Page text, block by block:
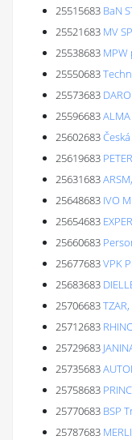
25515683 BaN
25521683 MV
25538683
25550683
25573683
25596683ALMA
25602683
25619683
25631683
25648683 IVO
25654683
25660683
25677683VPK
25683683
25706683
25712683
25729683
25735683
25758683
25770683 BSP
25787683